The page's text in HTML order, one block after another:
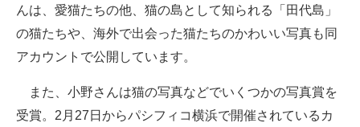
んは、愛猫たちの他、猫の島として知られる「田代島」
の猫たちや、海外で出会った猫たちのかわいい写真も同
アカウントで公開しています。
また、小野さんは猫の写真などでいくつかの写真賞を
受賞。2月27日からパシフィコ横浜で開催されているカ